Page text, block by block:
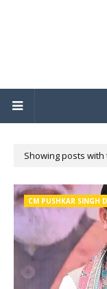
Showing posts with
CM PUSHKAR SINGH